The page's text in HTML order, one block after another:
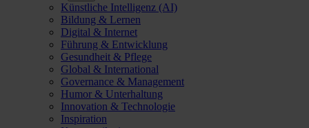
Künstliche Intelligenz (AI)
Bildung & Lernen
Digital & Internet
Führung & Entwicklung
Gesundheit & Pflege
Global & International
Governance & Management
Humor & Unterhaltung
Innovation & Technologie
Inspiration